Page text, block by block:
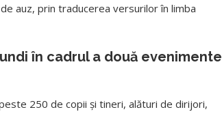
auz, prin traducerea versurilor în limba
în cadrul a două evenimente
250 de copii și tineri, alături de dirijori,